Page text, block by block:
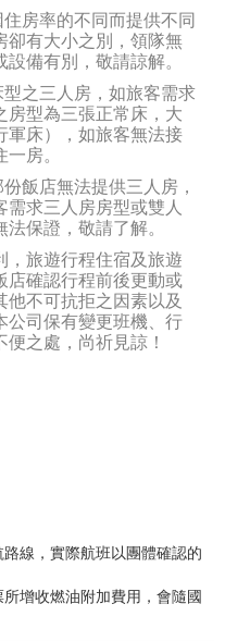
房率的不同而提供不同
卻有大小之別，領隊無
備有別，敬請諒解。
之三人房，如旅客需求
房型為三張正常床，大
軍床），如旅客無法接
房。
飯店無法提供三人房，
求三人房房型或雙人
保證，敬請了解。
，旅遊行程住宿及旅遊
店確認行程前後更動或
不可抗拒之因素以及
公司保有變更班機、行
之處，尚祈見諒！
線，實際航班以團體確認的
增收燃油附加費用，會隨國